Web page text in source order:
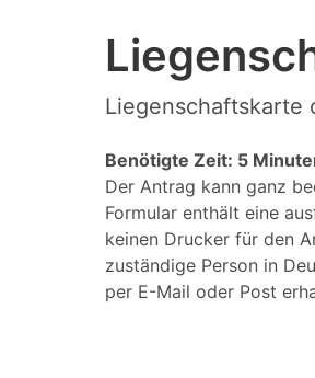
Liegenschaftskarte
Benötigte Zeit: 5
Der Antrag kann ganz
Formular enthält eine
keinen Drucker für den
zuständige Person in
per E-Mail oder Post